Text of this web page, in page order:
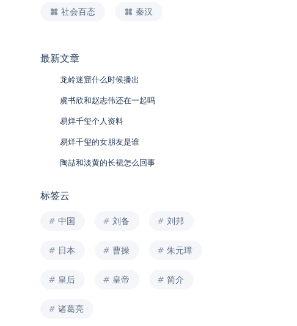
社会百态 秦汉
最新文章
龙岭迷窟什么时候播出
虞书欣和赵志伟还在一起吗
易烊千玺个人资料
易烊千玺的女朋友是谁
陶喆和淡黄的长裙怎么回事
标签云
中国 刘备 刘邦
日本 曹操 朱元璋
皇后 皇帝 简介
诸葛亮